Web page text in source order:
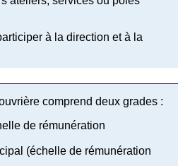
à la direction et à la
comprend deux grades :
de rémunération
(échelle de rémunération